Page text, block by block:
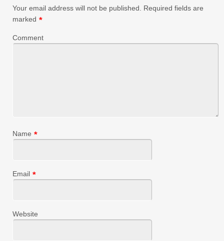
Your email address will not be published. Required fields are
marked *
Comment
Name *
Email *
Website